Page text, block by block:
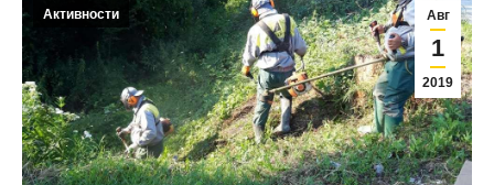
Авг
1
2019
Активности